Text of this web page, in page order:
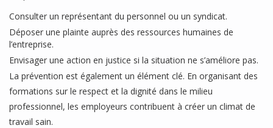
Consulter un représentant du personnel ou un syndicat.
Déposer une plainte auprès des ressources humaines de
l’entreprise.
Envisager une action en justice si la situation ne s’améliore pas.
La prévention est également un élément clé. En organisant des
formations sur le respect et la dignité dans le milieu
professionnel, les employeurs contribuent à créer un climat de
travail sain.